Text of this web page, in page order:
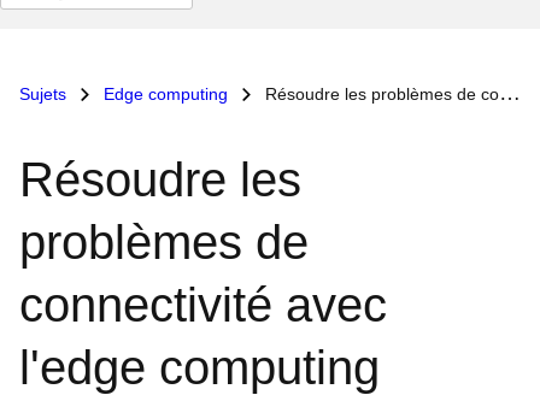
la
Sujets Edge computing Résoudre les problèmes de connectivité avec l'edge computing
Résoudre les
problèmes de
connectivité avec
l'edge computing